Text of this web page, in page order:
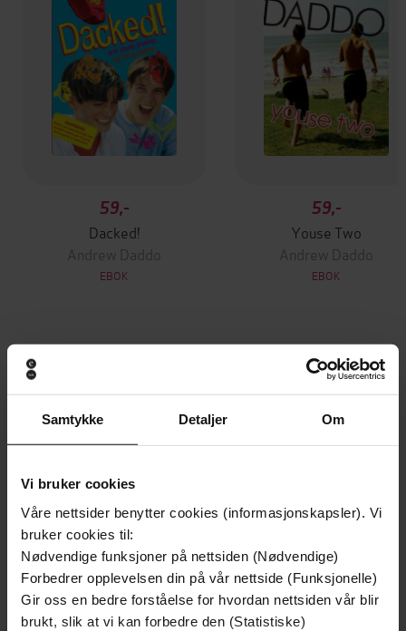
Samtykke Detaljer Om
Vi bruker cookies
Våre nettsider benytter cookies (informasjonskapsler). Vi
bruker cookies til:
Nødvendige funksjoner på nettsiden (Nødvendige)
Forbedrer opplevelsen din på vår nettside (Funksjonelle)
Gir oss en bedre forståelse for hvordan nettsiden vår blir
brukt, slik at vi kan forbedre den (Statistiske)
59,-
Dacked!
Andrew Daddo
EBOK
59,-
Youse Two
Andrew Daddo
EBOK
Andre har også kjøpt
Premium
Vinner av Rivertonprisen
Premium
Første gang på tilbud